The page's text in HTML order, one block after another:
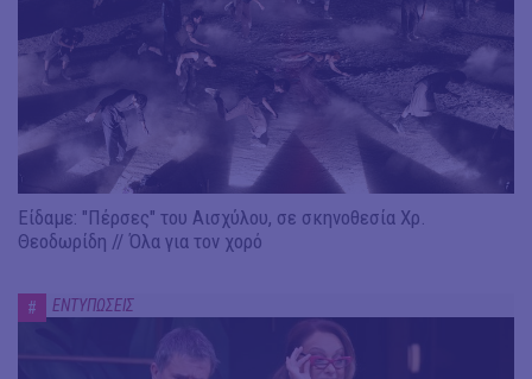
Είδαμε: "Πέρσες" του Αισχύλου, σε σκηνοθεσία Χρ.
Θεοδωρίδη // Όλα για τον χορό
# ΕΝΤΥΠΩΣΕΙΣ